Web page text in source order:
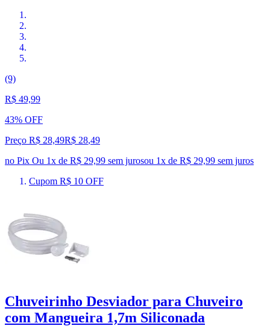
(9)
R$ 49,99
43% OFF
Preço R$ 28,49R$ 28,49
no Pix Ou 1x de R$ 29,99 sem jurosou 1x de R$ 29,99 sem juros
Cupom R$ 10 OFF
Chuveirinho Desviador para Chuveiro
com Mangueira 1,7m Siliconada